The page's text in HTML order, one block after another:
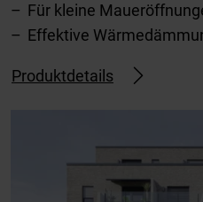
Für kleine
Effektive
Produktdetails